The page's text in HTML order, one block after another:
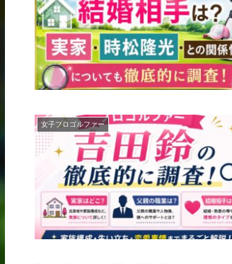
女子プロゴルファー